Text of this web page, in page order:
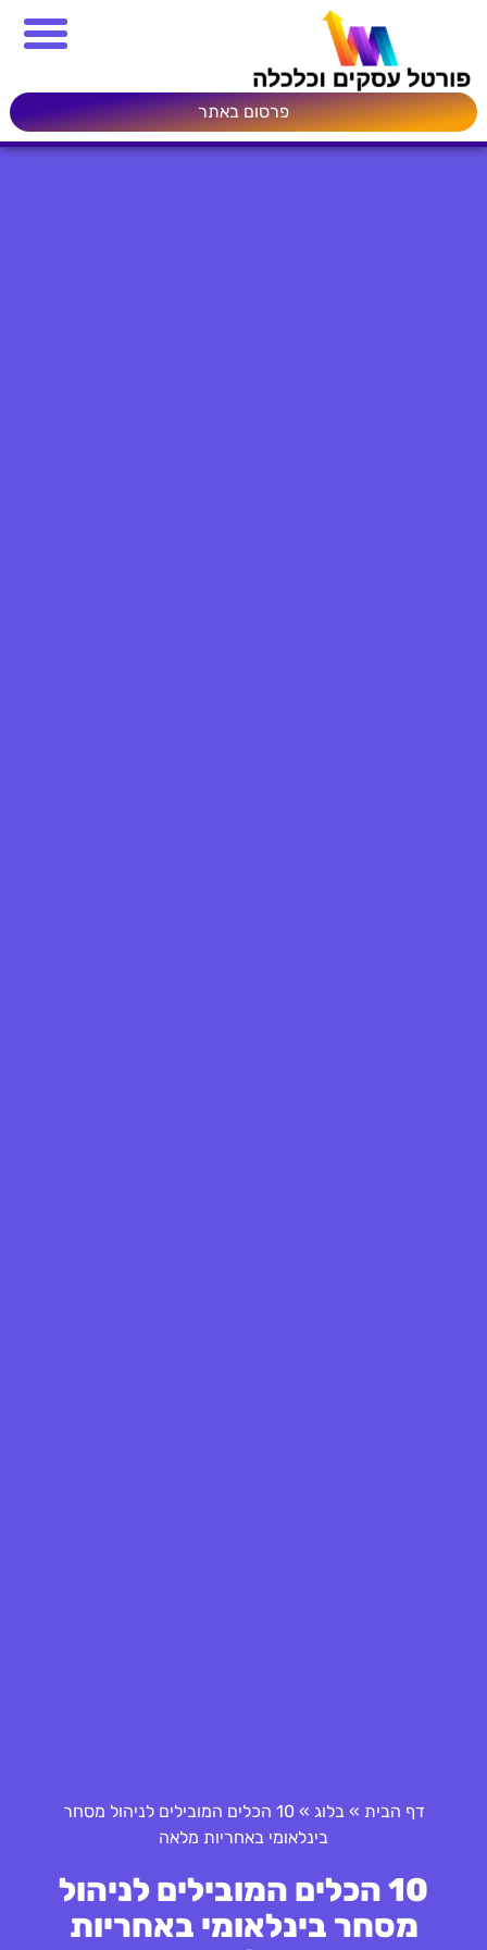
פרסום באתר
דף הבית »בלוג »
10 הכלים המובילים לניהול מסחר
בינלאומי באחריות מלאה
10 הכלים המובילים לניהול
מסחר בינלאומי באחריות